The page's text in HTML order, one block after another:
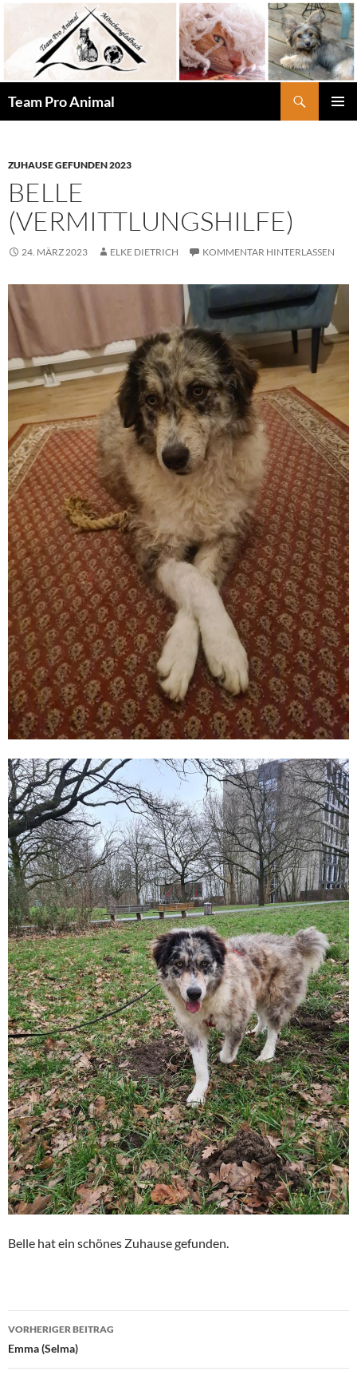
springen
Team Pro Animal
ZUHAUSE GEFUNDEN 2023
BELLE
(VERMITTLUNGSHILFE)
24. MÄRZ 2023 ELKE DIETRICH KOMMENTAR HINTERLASSEN
Belle hat ein schönes Zuhause gefunden.
Beitragsnavigation
VORHERIGER BEITRAG
Emma (Selma)